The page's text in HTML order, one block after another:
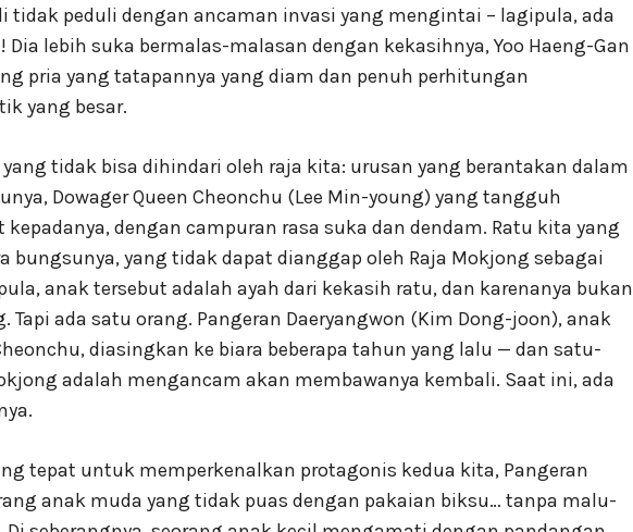
tidak peduli dengan ancaman invasi yang mengintai – lagipula, ada
lebih suka bermalas-malasan dengan kekasihnya, Yoo Haeng-Gan
pria yang tatapannya yang diam dan penuh perhitungan
yang besar.
tidak bisa dihindari oleh raja kita: urusan yang berantakan dalam
Dowager Queen Cheonchu (Lee Min-young) yang tangguh
dengan campuran rasa suka dan dendam. Ratu kita yang
bungsunya, yang tidak dapat dianggap oleh Raja Mokjong sebagai
anak tersebut adalah ayah dari kekasih ratu, dan karenanya bukan
Tapi ada satu orang. Pangeran Daeryangwon (Kim Dong-joon), anak
diasingkan ke biara beberapa tahun yang lalu — dan satu-
adalah mengancam akan membawanya kembali. Saat ini, ada
tepat untuk memperkenalkan protagonis kedua kita, Pangeran
anak muda yang tidak puas dengan pakaian biksu… tanpa malu-